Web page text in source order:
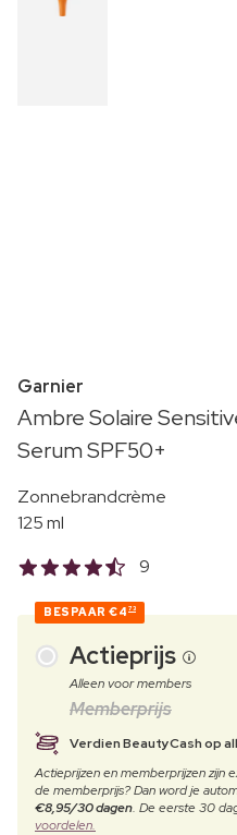
Garnier
Ambre Solaire
Serum SPF50+
Zonnebrandcrème
125 ml
9
BESPAAR €4 73
Actieprijs
Alleen voor members
Memberprijs
Verdien BeautyCash op
Actieprijzen en memberprijzen zijn
de memberprijs? Dan word je
€8,95/30 dagen. De eerste 30
voordelen.